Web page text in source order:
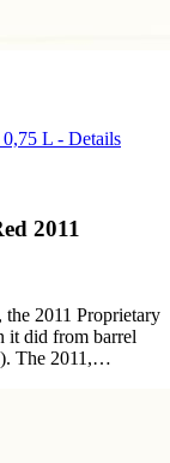
L - Details
2011
2011 Proprietary
it did from barrel
The 2011,…